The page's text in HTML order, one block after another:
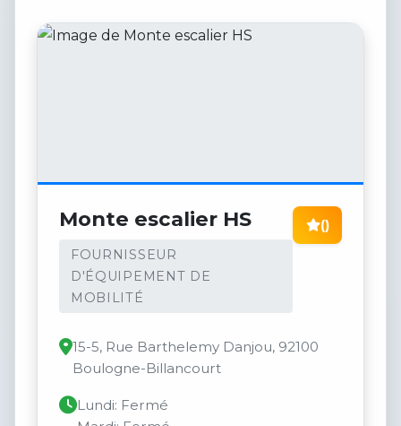
Monte escalier HS
FOURNISSEUR
D'ÉQUIPEMENT DE
MOBILITÉ
()
15-5, Rue Barthelemy Danjou, 92100
Boulogne-Billancourt
Lundi: Fermé